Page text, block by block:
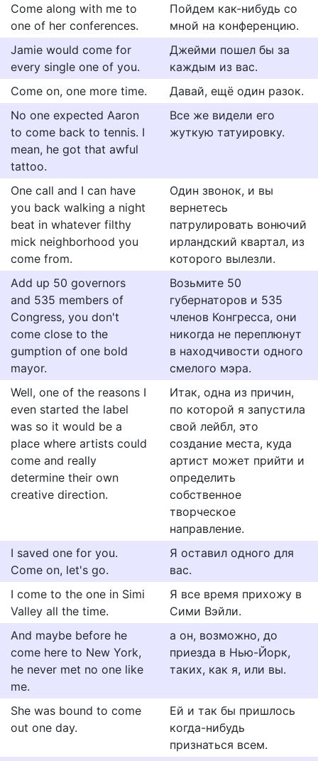
Come along with me to
one of her conferences.
Пойдем как-нибудь со
мной на конференцию.
Jamie would come for
every single one of you.
Джейми пошел бы за
каждым из вас.
Come on, one more time.
Давай, ещё один разок.
No one expected Aaron
to come back to tennis. I
mean, he got that awful
tattoo.
Все же видели его
жуткую татуировку.
One call and I can have
you back walking a night
beat in whatever filthy
mick neighborhood you
come from.
Один звонок, и вы
вернетесь
патрулировать вонючий
ирландский квартал, из
которого вылезли.
Add up 50 governors
and 535 members of
Congress, you don't
come close to the
gumption of one bold
mayor.
Возьмите 50
губернаторов и 535
членов Конгресса, они
никогда не переплюнут
в находчивости одного
смелого мэра.
Well, one of the reasons I
even started the label
was so it would be a
place where artists could
come and really
determine their own
creative direction.
Итак, одна из причин,
по которой я запустила
свой лейбл, это
создание места, куда
артист может прийти и
определить
собственное
творческое
направление.
I saved one for you.
Come on, let's go.
Я оставил одного для
вас.
I come to the one in Simi
Valley all the time.
Я все время прихожу в
Сими Вэйли.
And maybe before he
come here to New York,
he never met no one like
me.
а он, возможно, до
приезда в Нью-Йорк,
таких, как я, или вы.
She was bound to come
out one day.
Ей и так бы пришлось
когда-нибудь
признаться всем.